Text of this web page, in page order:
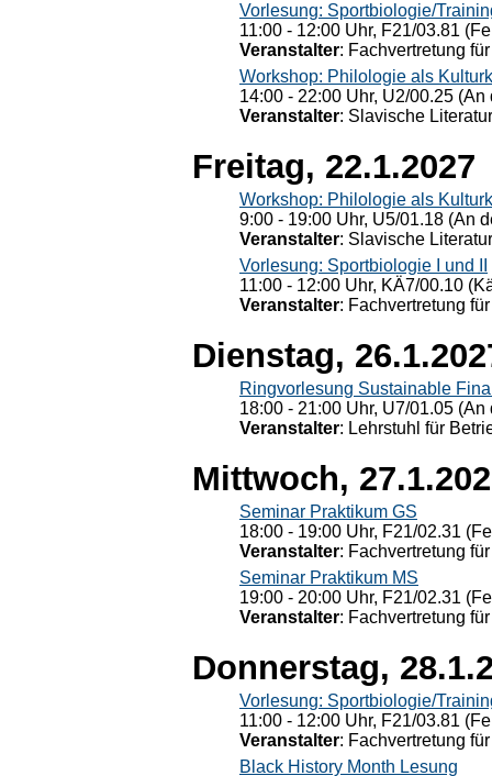
Vorlesung: Sportbiologie/
11:00 - 12:00 Uhr, F21/03.81
Veranstalter: Fachvertretung
Workshop: Philologie als
14:00 - 22:00 Uhr, U2/00.25
Veranstalter: Slavische
Freitag, 22.1.2027
Workshop: Philologie als
9:00 - 19:00 Uhr, U5/01.18 (An
Veranstalter: Slavische
Vorlesung: Sportbiologie I und II
11:00 - 12:00 Uhr, KÄ7/00.10
Veranstalter: Fachvertretung
Dienstag,
Ringvorlesung Sustainable
18:00 - 21:00 Uhr, U7/01.05
Veranstalter: Lehrstuhl für
Mittwoch,
Seminar Praktikum GS
18:00 - 19:00 Uhr, F21/02.31
Veranstalter: Fachvertretung
Seminar Praktikum MS
19:00 - 20:00 Uhr, F21/02.31
Veranstalter: Fachvertretung
Donnerstag,
Vorlesung: Sportbiologie/
11:00 - 12:00 Uhr, F21/03.81
Veranstalter: Fachvertretung
Black History Month Lesung